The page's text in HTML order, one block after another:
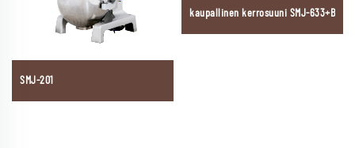
SMJ-201
kaupallinen kerrosuuni SMJ-633+B